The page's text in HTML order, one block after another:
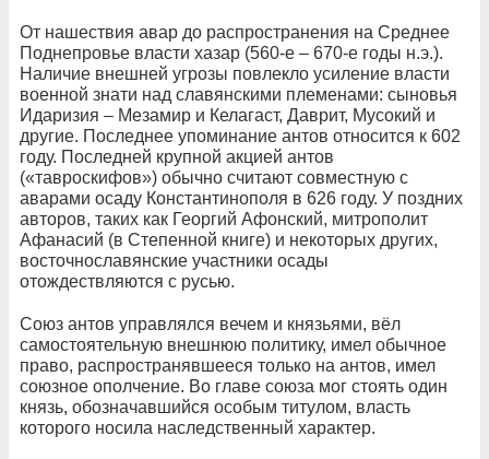
От нашествия авар до распространения на Среднее
Поднепровье власти хазар (560-е – 670-е годы н.э.).
Наличие внешней угрозы повлекло усиление власти
военной знати над славянскими племенами: сыновья
Идаризия – Мезамир и Келагаст, Даврит, Мусокий и
другие. Последнее упоминание антов относится к 602
году. Последней крупной акцией антов
(«тавроскифов») обычно считают совместную с
аварами осаду Константинополя в 626 году. У поздних
авторов, таких как Георгий Афонский, митрополит
Афанасий (в Степенной книге) и некоторых других,
восточнославянские участники осады
отождествляются с русью.
Союз антов управлялся вечем и князьями, вёл
самостоятельную внешнюю политику, имел обычное
право, распространявшееся только на антов, имел
союзное ополчение. Во главе союза мог стоять один
князь, обозначавшийся особым титулом, власть
которого носила наследственный характер.